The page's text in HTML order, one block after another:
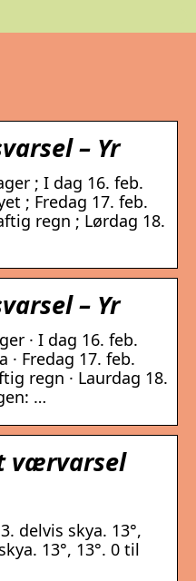
– Yr
; I dag 16. feb.
; Fredag 17. feb.
regn ; Lørdag 18.
– Yr
· I dag 16. feb.
· Fredag 17. feb.
regn · Laurdag 18.
…
værvarsel
delvis skya. 13°,
13°, 13°. 0 til